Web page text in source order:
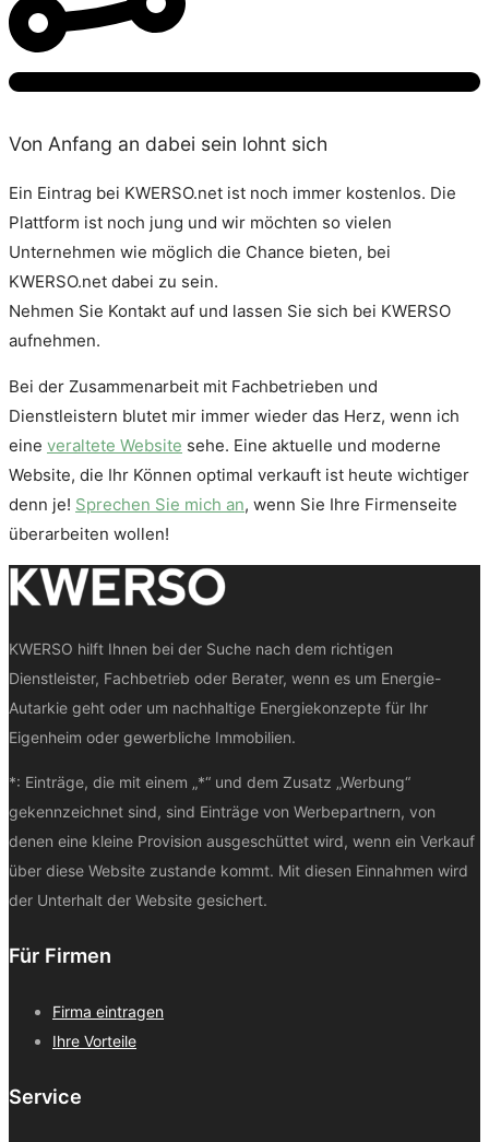
Von Anfang an dabei sein lohnt sich
Ein Eintrag bei KWERSO.net ist noch immer kostenlos. Die
Plattform ist noch jung und wir möchten so vielen
Unternehmen wie möglich die Chance bieten, bei
KWERSO.net dabei zu sein.
Nehmen Sie Kontakt auf und lassen Sie sich bei KWERSO
aufnehmen.
Bei der Zusammenarbeit mit Fachbetrieben und
Dienstleistern blutet mir immer wieder das Herz, wenn ich
eine veraltete Website sehe. Eine aktuelle und moderne
Website, die Ihr Können optimal verkauft ist heute wichtiger
denn je! Sprechen Sie mich an, wenn Sie Ihre Firmenseite
überarbeiten wollen!
KWERSO hilft Ihnen bei der Suche nach dem richtigen
Dienstleister, Fachbetrieb oder Berater, wenn es um Energie-
Autarkie geht oder um nachhaltige Energiekonzepte für Ihr
Eigenheim oder gewerbliche Immobilien.
*: Einträge, die mit einem „*“ und dem Zusatz „Werbung“
gekennzeichnet sind, sind Einträge von Werbepartnern, von
denen eine kleine Provision ausgeschüttet wird, wenn ein Verkauf
über diese Website zustande kommt. Mit diesen Einnahmen wird
der Unterhalt der Website gesichert.
Für Firmen
Firma eintragen
Ihre Vorteile
Service